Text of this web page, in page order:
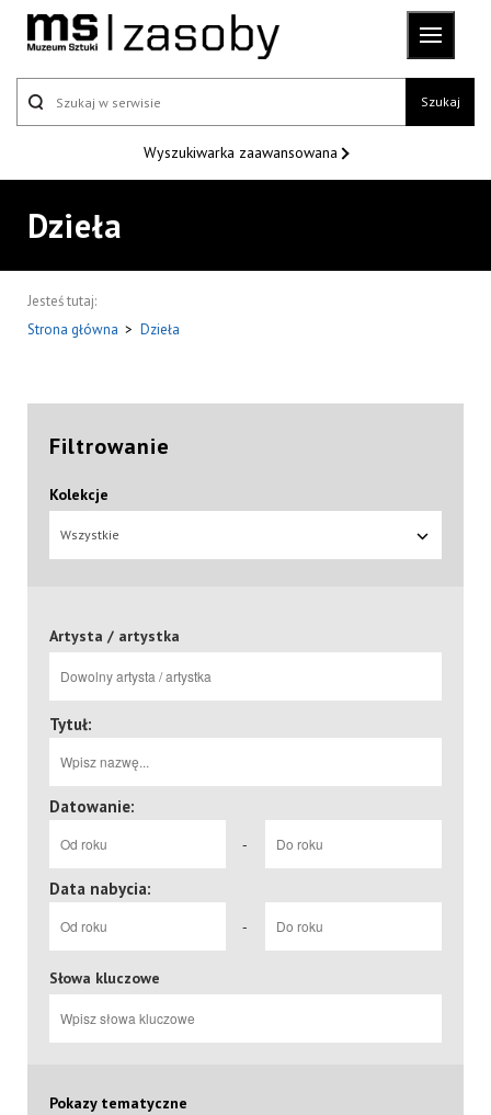
Szukaj
Wyszukiwarka zaawansowana
Dzieła
Jesteś tutaj:
Strona główna > Dzieła
Filtrowanie
Kolekcje
Wszystkie
Artysta / artystka
Tytuł:
Datowanie:
-
Data nabycia:
-
Słowa kluczowe
Pokazy tematyczne